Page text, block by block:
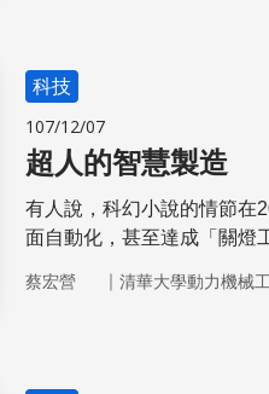
科技
107/12/07
超人的智慧製造
有人說，科幻小說的情節在
面自動化，甚至達成「關燈
蔡宏營 ｜ 清華大學動力機械